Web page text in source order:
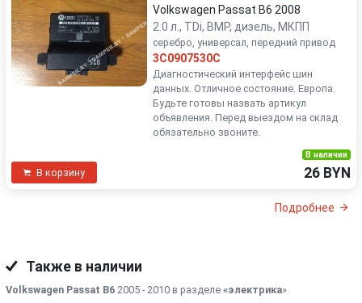
Volkswagen Passat B6 2008
2.0 л., TDi, BMP, дизель, МКПП
серебро, универсал, передний привод
3C0907530C
Диагностический интерфейс шин
данных. Отличное состояние. Европа.
Будьте готовы назвать артикул
объявления. Перед выездом на склад
обязательно звоните.
В корзину
В наличии
26 BYN
Подробнее
Также в наличии
Volkswagen Passat B6 2005 - 2010 в разделе «электрика»